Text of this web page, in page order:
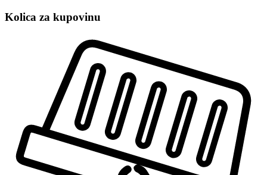
Kolica za kupovinu